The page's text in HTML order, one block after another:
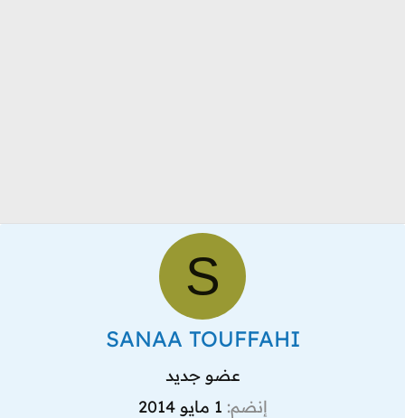
S
SANAA TOUFFAHI
عضو جديد
إنضم 1 مايو 2014